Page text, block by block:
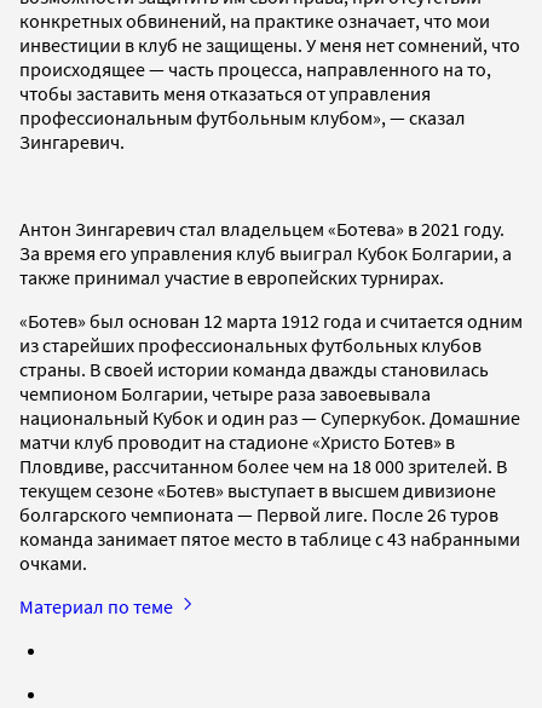
конкретных обвинений, на практике означает, что мои
инвестиции в клуб не защищены. У меня нет сомнений, что
происходящее — часть процесса, направленного на то,
чтобы заставить меня отказаться от управления
профессиональным футбольным клубом», — сказал
Зингаревич.
Антон Зингаревич стал владельцем «Ботева» в 2021 году.
За время его управления клуб выиграл Кубок Болгарии, а
также принимал участие в европейских турнирах.
«Ботев» был основан 12 марта 1912 года и считается одним
из старейших профессиональных футбольных клубов
страны. В своей истории команда дважды становилась
чемпионом Болгарии, четыре раза завоевывала
национальный Кубок и один раз — Суперкубок. Домашние
матчи клуб проводит на стадионе «Христо Ботев» в
Пловдиве, рассчитанном более чем на 18 000 зрителей. В
текущем сезоне «Ботев» выступает в высшем дивизионе
болгарского чемпионата — Первой лиге. После 26 туров
команда занимает пятое место в таблице с 43 набранными
очками.
Материал по теме